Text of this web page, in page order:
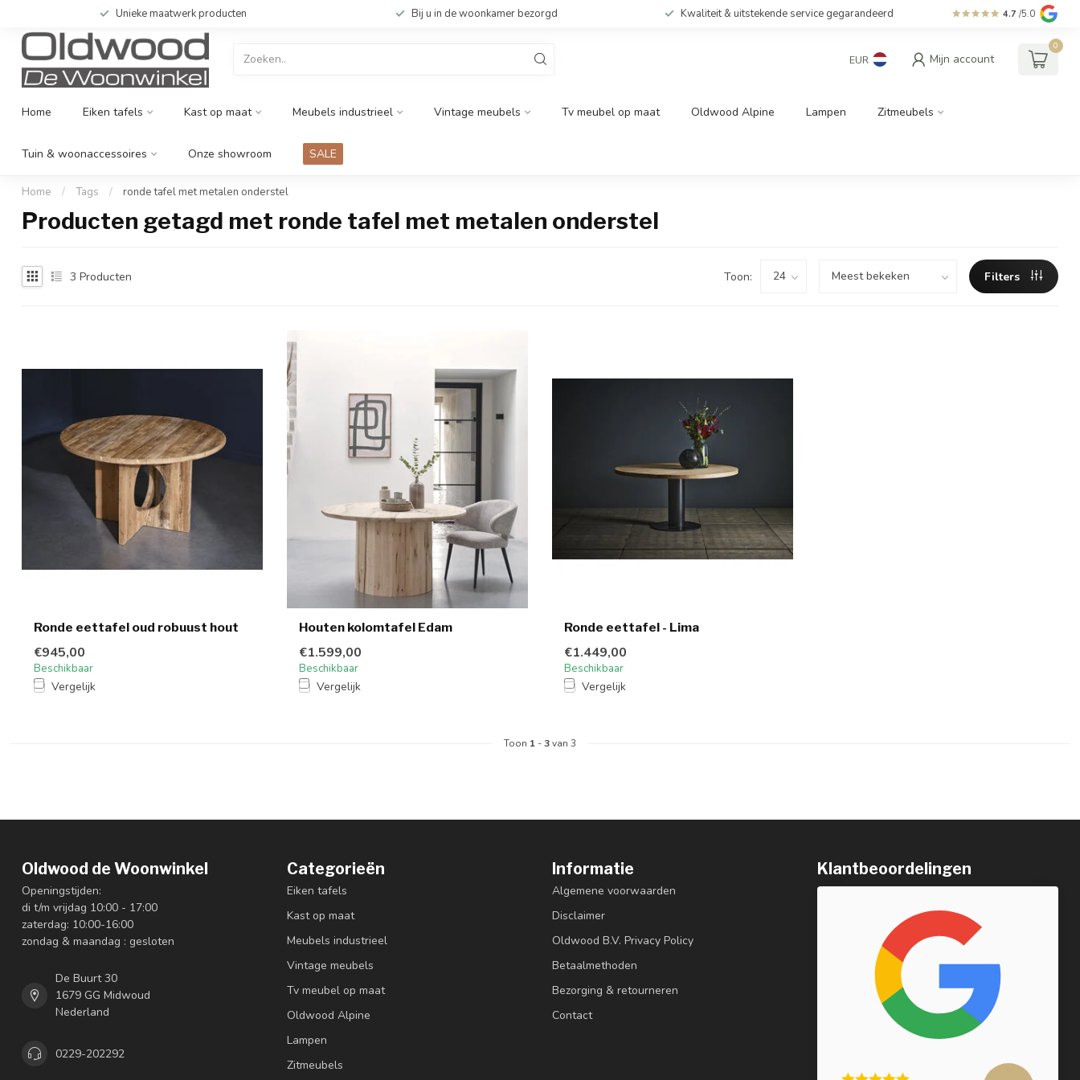
Unieke maatwerk producten Bij u in de woonkamer bezorgd Kwaliteit & uitstekende service gegarandeerd 4.7 /5.0
EUR Mijn account
0
Home Eiken tafels Kast op maat Meubels industrieel Vintage meubels Tv meubel op maat Oldwood Alpine Lampen Zitmeubels
Tuin & woonaccessoires Onze showroom SALE
Home / Tags / ronde tafel met metalen onderstel
Producten getagd met ronde tafel met metalen onderstel
3 Producten Toon: Filters
Ronde eettafel oud robuust hout
€945,00
Beschikbaar
Vergelijk
Houten kolomtafel Edam
€1.599,00
Beschikbaar
Vergelijk
Ronde eettafel - Lima
€1.449,00
Beschikbaar
Vergelijk
Toon 1 -3van 3
Oldwood de Woonwinkel
Openingstijden:
di t/m vrijdag 10:00 - 17:00
zaterdag: 10:00-16:00
zondag & maandag : gesloten
De Buurt 30
1679 GG Midwoud
Nederland
0229-202292
Categorieën
Eiken tafels
Kast op maat
Meubels industrieel
Vintage meubels
Tv meubel op maat
Oldwood Alpine
Lampen
Zitmeubels
Informatie
Algemene voorwaarden
Disclaimer
Oldwood B.V. Privacy Policy
Betaalmethoden
Bezorging & retourneren
Contact
Klantbeoordelingen